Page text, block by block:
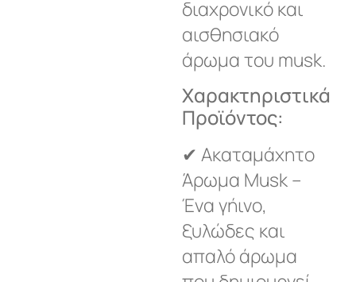
διαχρονικό και
αισθησιακό
άρωμα του musk.
Χαρακτηριστικά
Προϊόντος:
✔ Ακαταμάχητο
Άρωμα Musk –
Ένα γήινο,
ξυλώδες και
απαλό άρωμα